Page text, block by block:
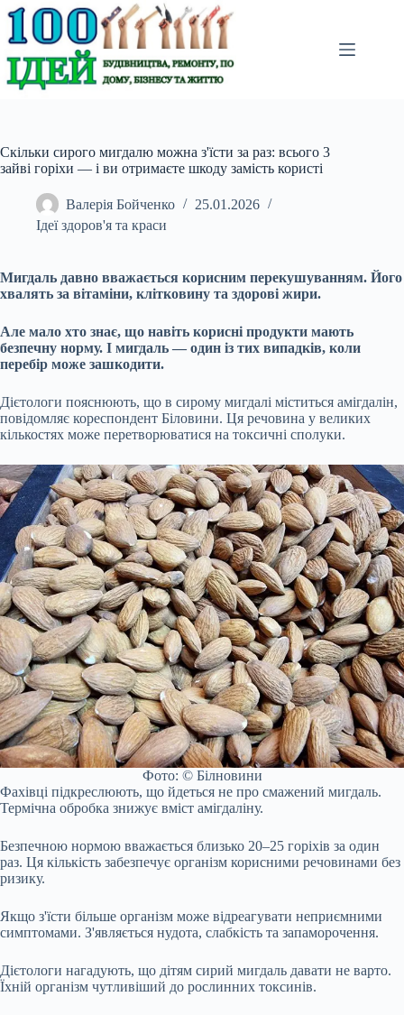
Перейти
до
вмісту
Скільки сирого мигдалю можна з'їсти за раз: всього 3
зайві горіхи — і ви отримаєте шкоду замість користі
Валерія Бойченко
25.01.2026
Ідеї здоров'я та краси
Мигдаль давно вважається корисним перекушуванням. Його
хвалять за вітаміни, клітковину та здорові жири.
Але мало хто знає, що навіть корисні продукти мають
безпечну норму. І мигдаль — один із тих випадків, коли
перебір може зашкодити.
Дієтологи пояснюють, що в сирому мигдалі міститься амігдалін,
повідомляє кореспондент Біловини. Ця речовина у великих
кількостях може перетворюватися на токсичні сполуки.
Фото: © Білновини
Фахівці підкреслюють, що йдеться не про смажений мигдаль.
Термічна обробка знижує вміст амігдаліну.
Безпечною нормою вважається близько 20–25 горіхів за один
раз. Ця кількість забезпечує організм корисними речовинами без
ризику.
Якщо з'їсти більше організм може відреагувати неприємними
симптомами. З'являється нудота, слабкість та запаморочення.
Дієтологи нагадують, що дітям сирий мигдаль давати не варто.
Їхній організм чутливіший до рослинних токсинів.